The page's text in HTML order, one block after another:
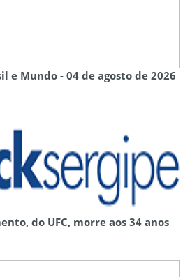
e Mundo - 04 de agosto de 2026
do UFC, morre aos 34 anos